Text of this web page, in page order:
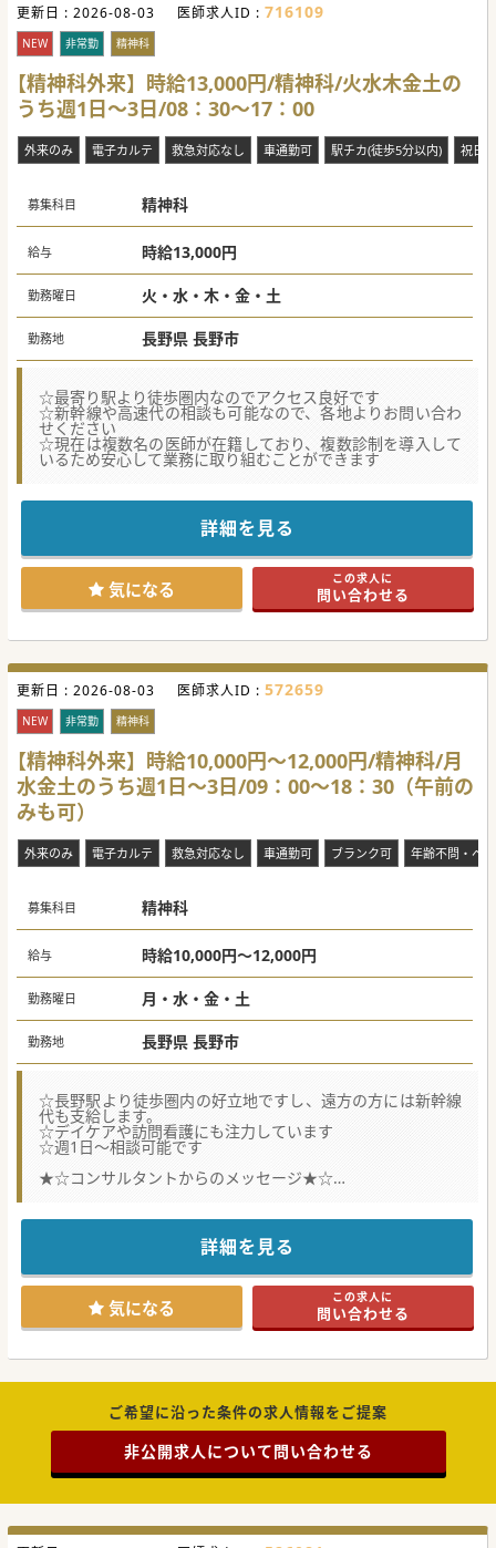
更新日 : 2026-08-03 医師求人ID : 716109
NEW 非常勤 精神科
【精神科外来】時給13,000円/精神科/火水木金土の
うち週1日～3日/08：30～17：00
外来のみ 電子カルテ 救急対応なし 車通勤可 駅チカ(徒歩5分以内) 祝日
募集科目 精神科
給与 時給13,000円
勤務曜日 火・水・木・金・土
勤務地 長野県 長野市
☆最寄り駅より徒歩圏内なのでアクセス良好です
☆新幹線や高速代の相談も可能なので、各地よりお問い合わ
せください
☆現在は複数名の医師が在籍しており、複数診制を導入して
いるため安心して業務に取り組むことができます
詳細を見る
気になる この求人に
問い合わせる
更新日 : 2026-08-03 医師求人ID : 572659
NEW 非常勤 精神科
【精神科外来】時給10,000円～12,000円/精神科/月
水金土のうち週1日～3日/09：00～18：30（午前の
みも可）
外来のみ 電子カルテ 救急対応なし 車通勤可 ブランク可 年齢不問・ベ
募集科目 精神科
給与 時給10,000円～12,000円
勤務曜日 月・水・金・土
勤務地 長野県 長野市
☆長野駅より徒歩圏内の好立地ですし、遠方の方には新幹線
代も支給します。
☆デイケアや訪問看護にも注力しています
☆週1日～相談可能です
★☆コンサルタントからのメッセージ★☆
医師、保健師、看護師、精神保健福祉士、公認心理師、作業
勤務曜日や時間などはご相談可能です。
気になる方はお気軽にお問合せください。
詳細を見る
気になる この求人に
問い合わせる
ご希望に沿った条件の求人情報をご提案
非公開求人について問い合わせる